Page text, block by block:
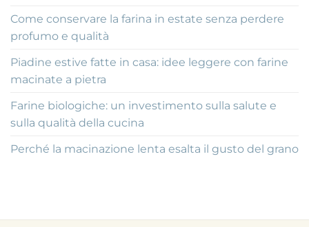
Come conservare la farina in estate senza perdere
profumo e qualità
Piadine estive fatte in casa: idee leggere con farine
macinate a pietra
Farine biologiche: un investimento sulla salute e
sulla qualità della cucina
Perché la macinazione lenta esalta il gusto del grano